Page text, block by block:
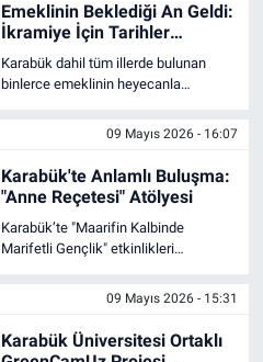
Emeklinin Beklediği An Geldi:
İkramiye İçin Tarihler
Netleşti!
Karabük dahil tüm illerde bulunan
binlerce emeklinin heyecanla
09 Mayıs 2026 - 16:07
Karabük'te Anlamlı Buluşma:
"Anne Reçetesi" Atölyesi
Karabük’te "Maarifin Kalbinde
Marifetli Gençlik" etkinlikleri
Reçetesi" atölyesi, duygusal ve lezzet
09 Mayıs 2026 - 15:31
Karabük Üniversitesi Ortaklı